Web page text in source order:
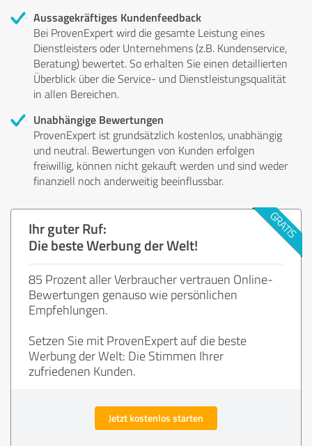
Aussagekräftiges Kundenfeedback
Bei ProvenExpert wird die gesamte Leistung eines
Dienstleisters oder Unternehmens (z.B. Kundenservice,
Beratung) bewertet. So erhalten Sie einen detaillierten
Überblick über die Service- und Dienstleistungsqualität
in allen Bereichen.
Unabhängige Bewertungen
ProvenExpert ist grundsätzlich kostenlos, unabhängig
und neutral. Bewertungen von Kunden erfolgen
freiwillig, können nicht gekauft werden und sind weder
finanziell noch anderweitig beeinflussbar.
Ihr guter Ruf:
Die beste Werbung der Welt!
85 Prozent aller Verbraucher vertrauen Online-
Bewertungen genauso wie persönlichen
Empfehlungen.
Setzen Sie mit ProvenExpert auf die beste
Werbung der Welt: Die Stimmen Ihrer
zufriedenen Kunden.
Jetzt kostenlos starten